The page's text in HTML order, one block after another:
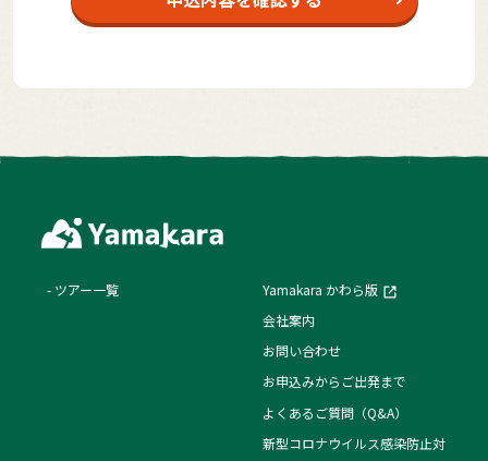
ツアー一覧
Yamakara かわら版
会社案内
お問い合わせ
お申込みからご出発まで
よくあるご質問（Q&A）
新型コロナウイルス感染防止対